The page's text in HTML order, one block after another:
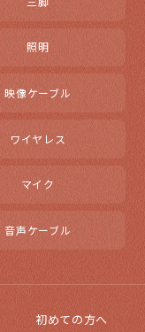
照明
映像ケーブル
ワイヤレス
マイク
音声ケーブル
初めての方へ